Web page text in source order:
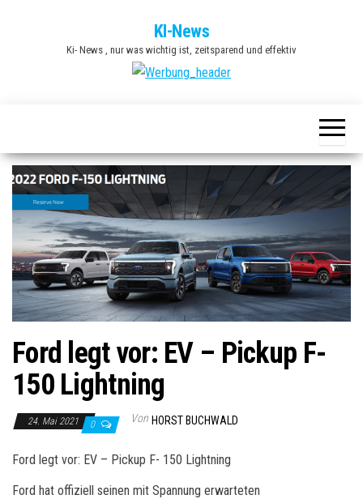
KI-News
Ki- News , nur was wichtig ist, zeitsparend und effektiv
Ford legt vor: EV – Pickup F-
150 Lightning
24. Mai 2021 0 Von HORST BUCHWALD
Ford legt vor: EV – Pickup F- 150 Lightning
Ford hat offiziell seinen mit Spannung erwarteten